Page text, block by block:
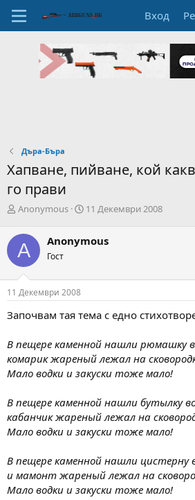
Вход
Дъра-Бъра
Хапване, пийване, кой
го прави
А
т
о
р
н
а
т
м
т
а
Anonymous
Н
а
а
т
11 Декември 2008
A Anonymous
Гост
11 Декември 2008
Започвам тая тема с едно
В пещере каменной нашли рюмашку
комарик жареный лежал на
Мало водки и закуски тоже мало!
В пещере каменной нашли бутылку
кабанчик жареный лежал на
Мало водки и закуски тоже мало!
В пещере каменной нашли цистерну
и мамонт жареный лежал на
Мало водки и закуски тоже мало!